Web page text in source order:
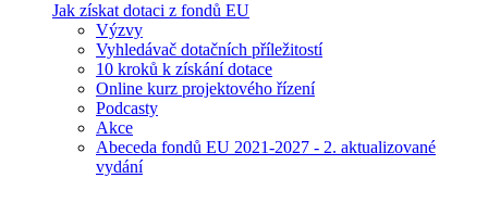
Jak získat dotaci z fondů EU
Výzvy
Vyhledávač dotačních příležitostí
10 kroků k získání dotace
Online kurz projektového řízení
Podcasty
Akce
Abeceda fondů EU 2021-2027 - 2. aktualizované
vydání